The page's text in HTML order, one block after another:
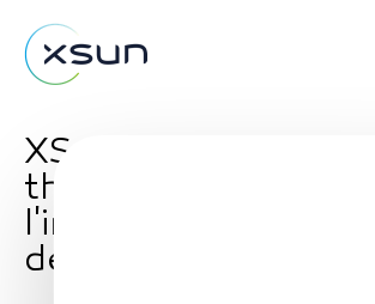
XSun at Vivatech
the Agence de
l'innovation de
défense